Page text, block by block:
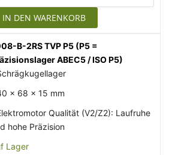
IN DEN WARENKORB
B-2RS TVP P5 (P5 =
ABEC5 / ISO P5)
x 68 x 15 mm
Qualität (V2/Z2): Laufruhe
hohe Präzision
Lager